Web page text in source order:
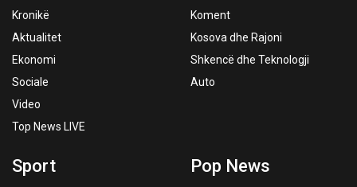
Kronikë
Aktualitet
Ekonomi
Sociale
Video
Top News LIVE
Koment
Kosova dhe Rajoni
Shkencë dhe Teknologji
Auto
Sport Pop News